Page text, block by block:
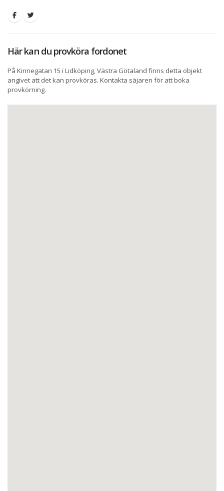
Här kan du provköra fordonet
På Kinnegatan 15 i Lidköping, Västra Götaland finns detta objekt
angivet att det kan provköras. Kontakta säjaren för att boka
provkörning.